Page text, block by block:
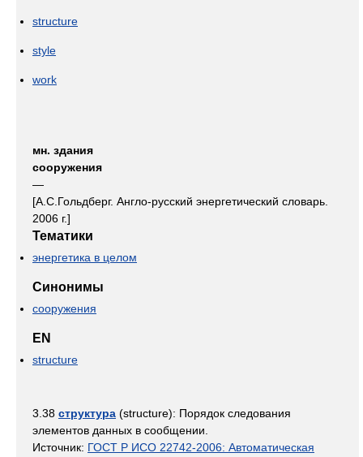
structure
style
work
мн. здания
сооружения
—
[А.С.Гольдберг. Англо-русский энергетический словарь.
2006 г.]
Тематики
энергетика в целом
Синонимы
сооружения
EN
structure
3.38 структура (structure): Порядок следования
элементов данных в сообщении.
Источник: ГОСТ Р ИСО 22742-2006: Автоматическая